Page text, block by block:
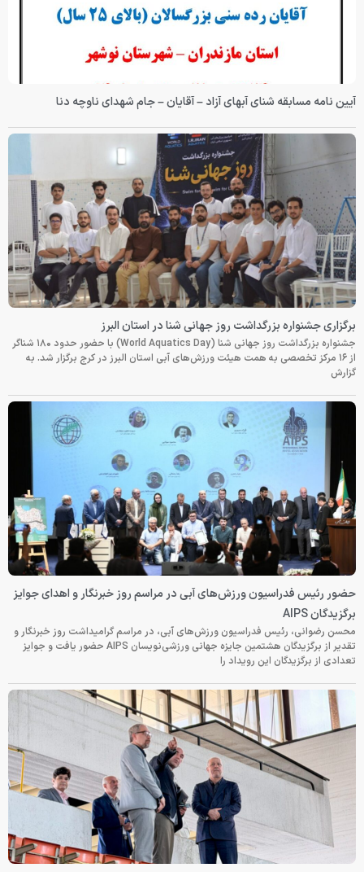
آیین نامه مسابقه شنای آبهای آزاد – آقایان – جام شهدای ناوچه دنا
برگزاری جشنواره بزرگداشت روز جهانی شنا در استان البرز
جشنواره بزرگداشت روز جهانی شنا (World Aquatics Day) با حضور حدود ۱۸۰ شناگر
از ۱۶ مرکز تخصصی به همت هیئت ورزش‌های آبی استان البرز در کرج برگزار شد. به
گزارش
حضور رئیس فدراسیون ورزش‌های آبی در مراسم روز خبرنگار و اهدای جوایز
برگزیدگان AIPS
محسن رضوانی، رئیس فدراسیون ورزش‌های آبی، در مراسم گرامیداشت روز خبرنگار و
تقدیر از برگزیدگان هشتمین جایزه جهانی ورزشی‌نویسان AIPS حضور یافت و جوایز
تعدادی از برگزیدگان این رویداد را